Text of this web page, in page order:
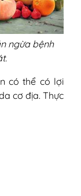
ngừa bệnh
có thể có lợi
cơ địa. Thực